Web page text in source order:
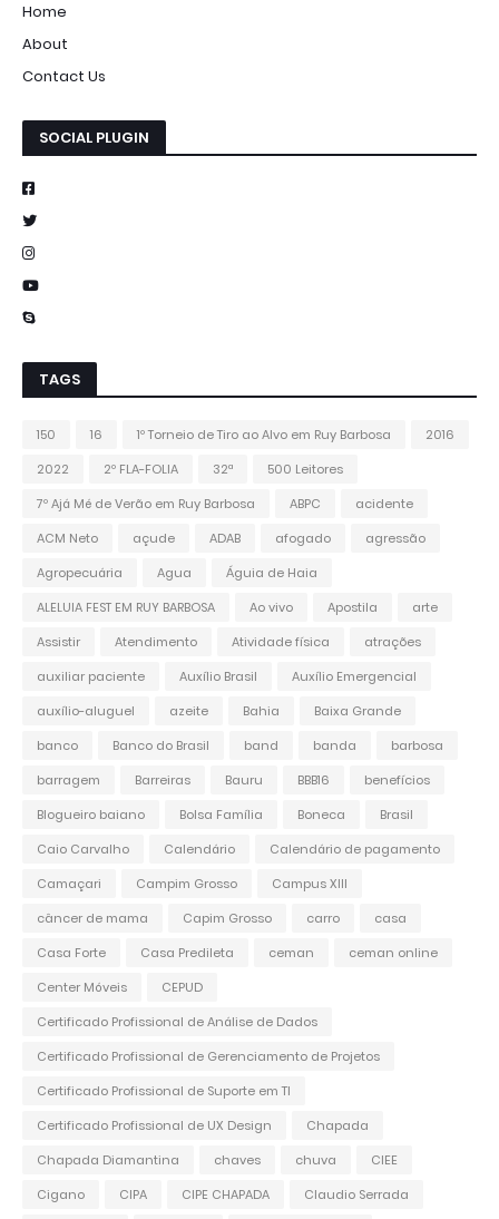
Home
About
Contact Us
SOCIAL PLUGIN
TAGS
150 16 1º Torneio de Tiro ao Alvo em Ruy Barbosa
2016
2022
2º FLA-FOLIA 32ª
500 Leitores
7º Ajá Mé de Verão em Ruy Barbosa
ABPC
acidente
ACM Neto
açude ADAB afogado
agressão
Agropecuária
Agua
Águia de Haia
ALELUIA FEST EM RUY BARBOSA
Ao vivo Apostila
arte
Assistir
Atendimento Atividade física
atrações
auxiliar paciente
Auxílio Brasil
Auxílio Emergencial
auxílio-aluguel
azeite Bahia
Baixa Grande
banco
Banco do Brasil band banda
barbosa
barragem
Barreiras Bauru BBB16
benefícios
Blogueiro baiano
Bolsa Família Boneca
Brasil
Caio Carvalho
Calendário
Calendário de pagamento
Camaçari
Campim Grosso
Campus XIII
câncer de mama
Capim Grosso carro
casa
Casa Forte
Casa Predileta ceman
ceman online
Center Móveis
CEPUD
Certificado Profissional de Análise de Dados
Certificado Profissional de Gerenciamento de Projetos
Certificado Profissional de Suporte em TI
Certificado Profissional de UX Design
Chapada
Chapada Diamantina
chaves chuva
CIEE
Cigano
CIPA CIPE CHAPADA Claudio Serrada